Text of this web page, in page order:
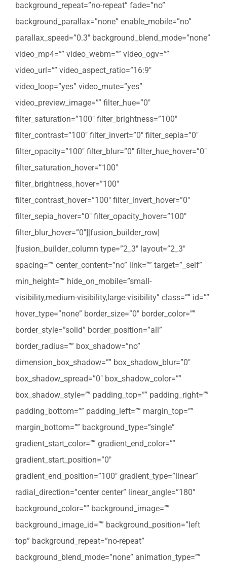
background_repeat=”no-repeat” fade=”no”
background_parallax=”none” enable_mobile=”no”
parallax_speed=”0.3″ background_blend_mode=”none”
video_mp4=”” video_webm=”” video_ogv=””
video_url=”” video_aspect_ratio=”16:9″
video_loop=”yes” video_mute=”yes”
video_preview_image=”” filter_hue=”0″
filter_saturation=”100″ filter_brightness=”100″
filter_contrast=”100″ filter_invert=”0″ filter_sepia=”0″
filter_opacity=”100″ filter_blur=”0″ filter_hue_hover=”0″
filter_saturation_hover=”100″
filter_brightness_hover=”100″
filter_contrast_hover=”100″ filter_invert_hover=”0″
filter_sepia_hover=”0″ filter_opacity_hover=”100″
filter_blur_hover=”0″][fusion_builder_row]
[fusion_builder_column type=”2_3″ layout=”2_3″
spacing=”” center_content=”no” link=”” target=”_self”
min_height=”” hide_on_mobile=”small-
visibility,medium-visibility,large-visibility” class=”” id=””
hover_type=”none” border_size=”0″ border_color=””
border_style=”solid” border_position=”all”
border_radius=”” box_shadow=”no”
dimension_box_shadow=”” box_shadow_blur=”0″
box_shadow_spread=”0″ box_shadow_color=””
box_shadow_style=”” padding_top=”” padding_right=””
padding_bottom=”” padding_left=”” margin_top=””
margin_bottom=”” background_type=”single”
gradient_start_color=”” gradient_end_color=””
gradient_start_position=”0″
gradient_end_position=”100″ gradient_type=”linear”
radial_direction=”center center” linear_angle=”180″
background_color=”” background_image=””
background_image_id=”” background_position=”left
top” background_repeat=”no-repeat”
background_blend_mode=”none” animation_type=””